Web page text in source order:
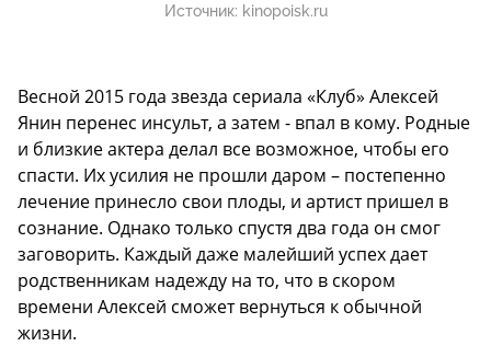
Источник: kinopoisk.ru
Весной 2015 года звезда сериала «Клуб» Алексей
Янин перенес инсульт, а затем - впал в кому. Родные
и близкие актера делал все возможное, чтобы его
спасти. Их усилия не прошли даром – постепенно
лечение принесло свои плоды, и артист пришел в
сознание. Однако только спустя два года он смог
заговорить. Каждый даже малейший успех дает
родственникам надежду на то, что в скором
времени Алексей сможет вернуться к обычной
жизни.